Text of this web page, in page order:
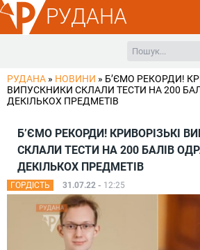
РУДАНА
РУДАНА » НОВИНИ » Б’ЄМО РЕКОРДИ!
ВИПУСКНИКИ СКЛАЛИ ТЕСТИ НА 200
ДЕКІЛЬКОХ ПРЕДМЕТІВ
Б’ЄМО РЕКОРДИ! КРИВОРІЗЬКІ
СКЛАЛИ ТЕСТИ НА 200 БАЛІВ
ДЕКІЛЬКОХ ПРЕДМЕТІВ
ГОРДІСТЬ 31.07.22 - 12:25